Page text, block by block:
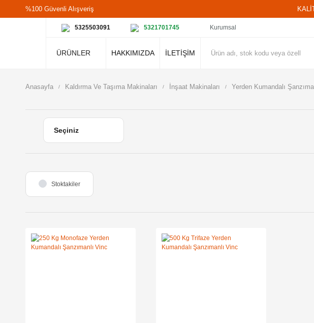
%100 Güvenli Alışveriş
5325503091 5321701745 Kurumsal
ÜRÜNLER HAKKIMIZDA İLETİŞİM
Anasayfa Kaldırma Ve Taşıma Makinaları İnşaat Makinaları Yerden Kumandalı
Stoktakiler